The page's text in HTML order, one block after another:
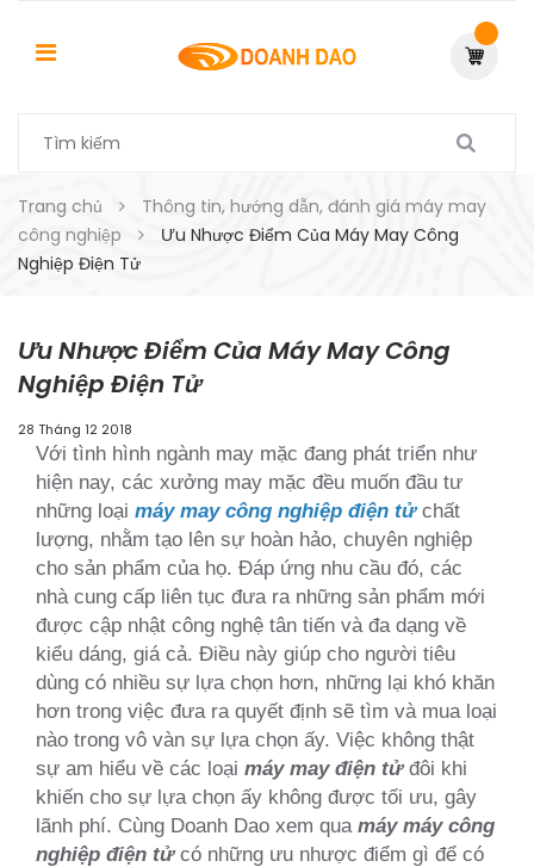
Trang chủ
Thông tin, hướng dẫn, đánh giá máy may
công nghiệp
Ưu Nhược Điểm Của Máy May Công
Nghiệp Điện Tử
Ưu Nhược Điểm Của Máy May Công
Nghiệp Điện Tử
28 Tháng 12 2018
Với tình hình ngành may mặc đang phát triển như
hiện nay, các xưởng may mặc đều muốn đầu tư
những loại máy may công nghiệp điện tửchất
lượng, nhằm tạo lên sự hoàn hảo, chuyên nghiệp
cho sản phẩm của họ. Đáp ứng nhu cầu đó, các
nhà cung cấp liên tục đưa ra những sản phẩm mới
được cập nhật công nghệ tân tiến và đa dạng về
kiểu dáng, giá cả. Điều này giúp cho người tiêu
dùng có nhiều sự lựa chọn hơn, những lại khó khăn
hơn trong việc đưa ra quyết định sẽ tìm và mua loại
nào trong vô vàn sự lựa chọn ấy. Việc không thật
sự am hiểu về các loại máy may điện tửđôi khi
khiến cho sự lựa chọn ấy không được tối ưu, gây
lãnh phí. Cùng Doanh Dao xem qua máy máy công
nghiệp điện tửcó những ưu nhược điểm gì để có